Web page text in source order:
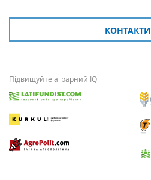
КОНТАКТИ
Підвищуйте аграрний IQ